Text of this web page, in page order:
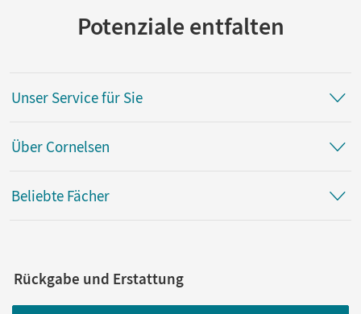
Potenziale entfalten
Unser Service für Sie
Über Cornelsen
Beliebte Fächer
Rückgabe und Erstattung